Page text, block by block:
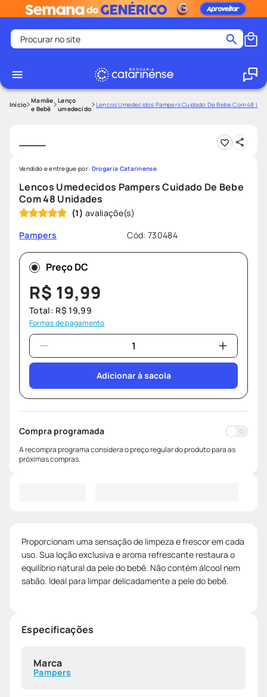
Procurar no site
1
2 º
medley
7º
mounjaro
8º
ozivy
9º
lenço umedecido
10º protetor solar
Mamãe
e Bebê
Lenço
umedecido Lencos Umedecidos Pampers Cuidado De Bebe Com 48
Lencos Umedecidos Pampers Cuidado De Bebe
Com 48 Unidades
(1)
Pampers
Cód: 730484
Vendido e entregue por: Drogaria Catarinense
Preço DC
R$ 19,99
Total: R$ 19,99
Formas de pagamento
Adicionar à sacola
Compra programada
A recompra programa considera o preço regular do produto para as
próximas compras.
Proporcionam uma sensação de limpeza e frescor em cada
uso. Sua loção exclusiva e aroma refrescante restaura o
equilíbrio natural da pele do bebê. Não contém álcool nem
sabão. Ideal para limpar delicadamente a pele do bebê.
Especificações
Marca
Pampers